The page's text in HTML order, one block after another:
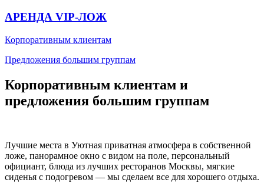
АРЕНДА VIP-ЛОЖ
Корпоративным клиентам
Предложения большим группам
Корпоративным клиентам и
предложения большим группам
Лучшие места в Уютная приватная атмосфера в собственной
ложе, панорамное окно с видом на поле, персональный
официант, блюда из лучших ресторанов Москвы, мягкие
сиденья с подогревом — мы сделаем все для хорошего отдыха.